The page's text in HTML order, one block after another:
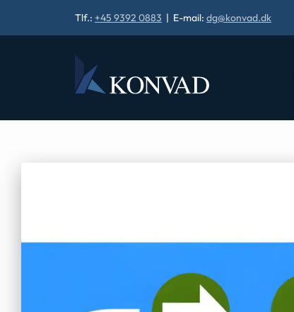
Tlf.: +45 9392 0883 | E-mail: dg@konvad.dk